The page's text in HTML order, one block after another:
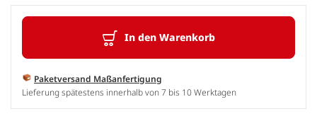
In den Warenkorb
Paketversand Maßanfertigung
Lieferung spätestens innerhalb von 7 bis 10 Werktagen